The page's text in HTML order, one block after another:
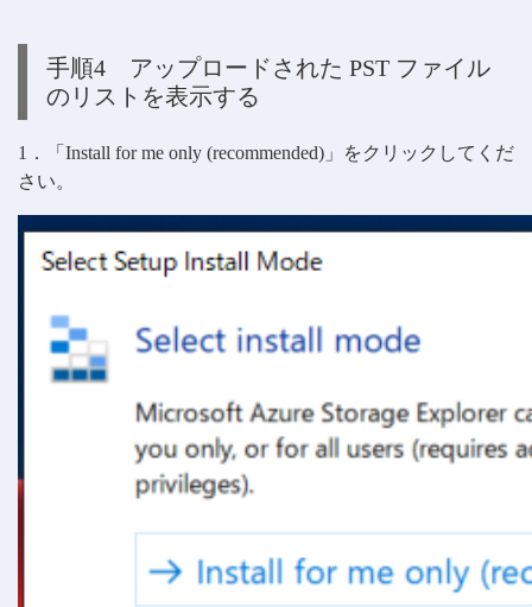
手順4 アップロードされた PST ファイル
のリストを表示する
1．「Install for me only (recommended)」をクリックしてくだ
さい。